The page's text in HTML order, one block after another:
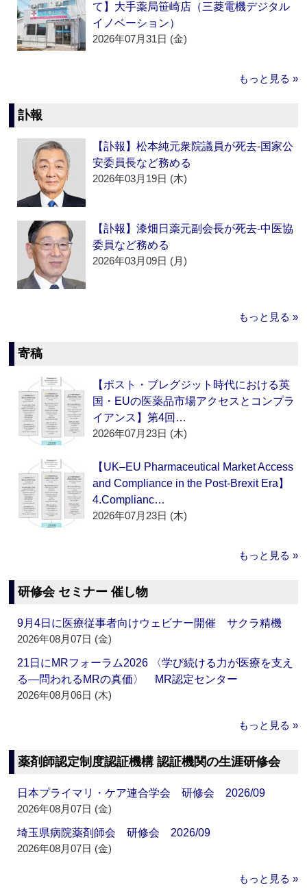
て】大手薬局笹崎店（三菱電機デジタル
イノベーション）
2026年07月31日 (金)
もっと見る »
訃報
【訃報】松本純元衆院議員が死去‐国家公
安委員長など務める
2026年03月19日 (木)
【訃報】漆畑日薬元副会長が死去‐中医協
委員など務める
2026年03月09日 (月)
もっと見る »
寄稿
【ポスト・ブレグジット時代における英
国・EUの医薬品市場アクセスとコンプラ
イアンス】第4回…
2026年07月23日 (木)
【UK–EU Pharmaceutical Market Access
and Compliance in the Post-Brexit Era】
4.Complianc…
2026年07月23日 (木)
もっと見る »
研修会 セミナー 催し物
9月4日に医療従事者向けウェビナー開催 サクラ精機
2026年08月07日 (金)
21日にMRフォーラム2026 〈学び続ける力が医療を支え
る―問われるMRの真価〉 MR認定センター
2026年08月06日 (木)
もっと見る »
薬剤師認定制度認証機構 認証機関の生涯研修会
日本プライマリ・ケア連合学会 研修会 2026/09
2026年08月07日 (金)
埼玉県病院薬剤師会 研修会 2026/09
2026年08月07日 (金)
もっと見る »